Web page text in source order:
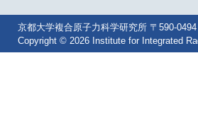
京都大学複合原子力科学研究所 〒590-
Copyright © 2026 Institute for Integrated